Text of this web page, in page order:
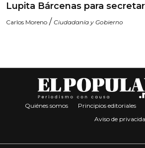
Lupita Bárcenas para
Carlos Moreno / Ciudadanía y Gobierno
Quiénes somos Principios editoriales
Aviso de